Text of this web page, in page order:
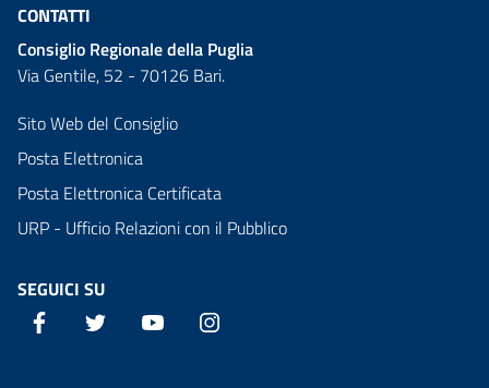
CONTATTI
Consiglio Regionale della Puglia
Via Gentile, 52 - 70126 Bari.
Sito Web del Consiglio
Posta Elettronica
Posta Elettronica Certificata
URP - Ufficio Relazioni con il Pubblico
SEGUICI SU
Facebook Twitter YouTube